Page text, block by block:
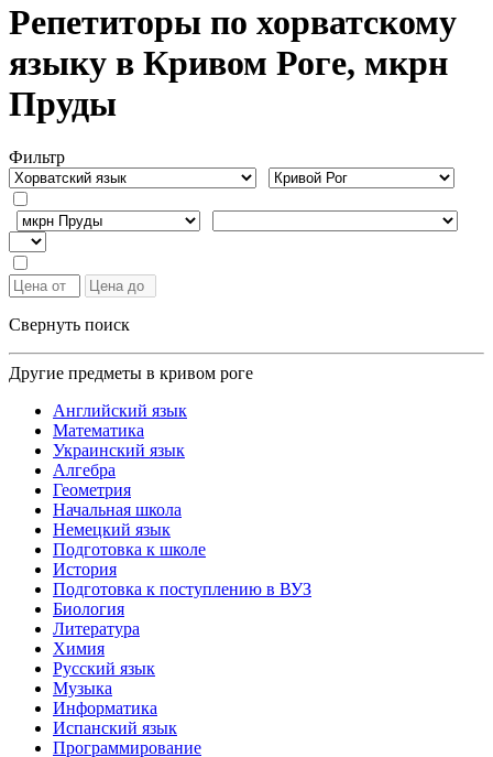
Репетиторы по хорватскому
языку в Кривом Роге, мкрн
Пруды
Фильтр
Свернуть поиск
Другие предметы в кривом роге
Английский язык
Математика
Украинский язык
Алгебра
Геометрия
Начальная школа
Немецкий язык
Подготовка к школе
История
Подготовка к поступлению в ВУЗ
Биология
Литература
Химия
Русский язык
Музыка
Информатика
Испанский язык
Программирование